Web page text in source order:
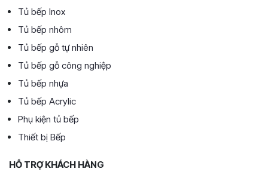
Tủ bếp Inox
Tủ bếp nhôm
Tủ bếp gỗ tự nhiên
Tủ bếp gỗ công nghiệp
Tủ bếp nhựa
Tủ bếp Acrylic
Phụ kiện tủ bếp
Thiết bị Bếp
HỖ TRỢ KHÁCH HÀNG